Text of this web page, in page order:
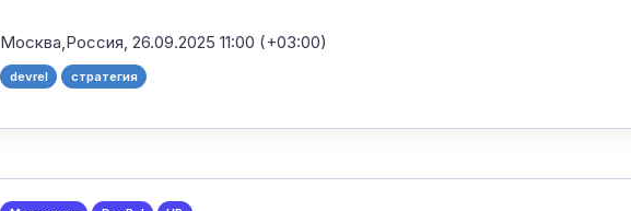
Москва,Россия,26.09.2025 11:00 (+03:00)
devrel стратегия